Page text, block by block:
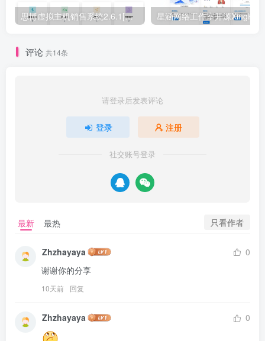
思博虚拟主机销售系统2.6.1[正式下线]-请使用思博业务系统免费授权
评论 共14条
请登录后发表评论
登录 注册
社交账号登录
最新 最热 只看作者
Zhzhayaya
0
谢谢你的分享
10天前 回复
Zhzhayaya 0